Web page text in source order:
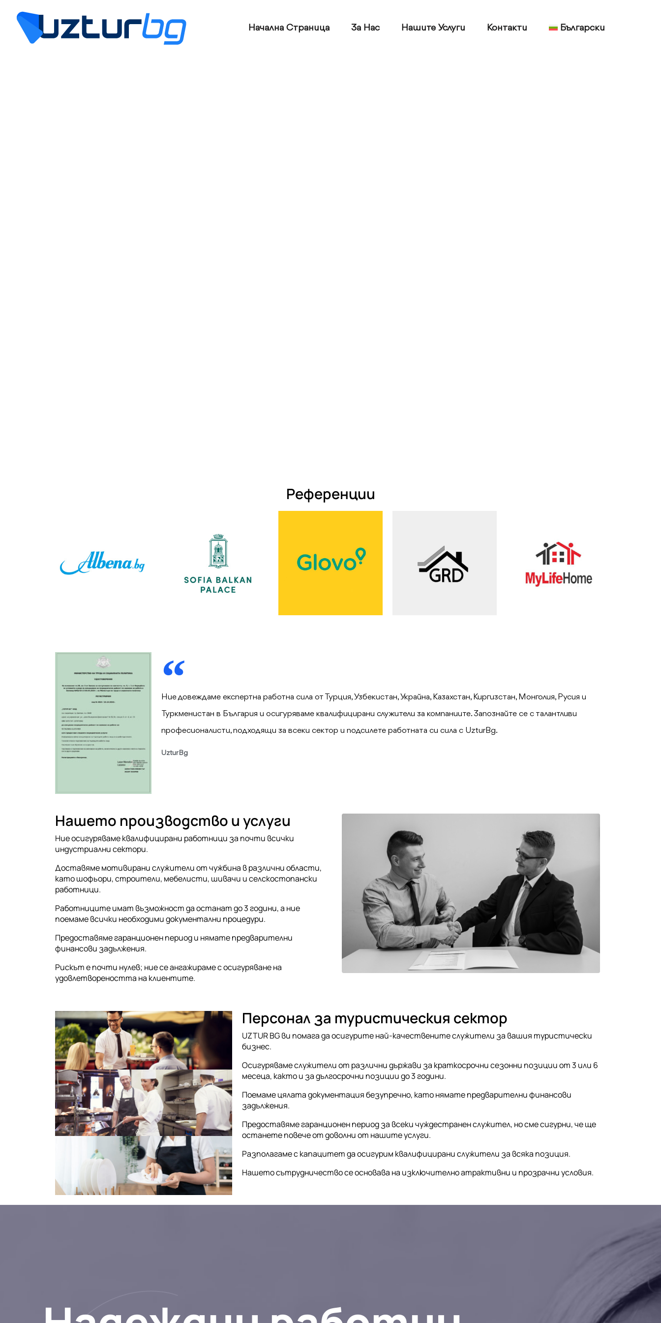
Начална Страница За Нас Нашите Услуги Контакти Български
Референции
Ние довеждаме експертна работна сила от Турция, Узбекистан, Украйна, Казахстан, Киргизстан, Монголия, Русия и
Туркменистан в България и осигуряваме квалифицирани служители за компаниите. Запознайте се с талантливи
професионалисти, подходящи за всеки сектор и подсилете работната си сила с UzturBg.
UzturBg
Нашето производство и услуги
Ние осигуряваме квалифицирани работници за почти всички
индустриални сектори.
Доставяме мотивирани служители от чужбина в различни области,
като шофьори, строители, мебелисти, шивачи и селскостопански
работници.
Работниците имат възможност да останат до 3 години, а ние
поемаме всички необходими документални процедури.
Предоставяме гаранционен период и нямате предварителни
финансови задължения.
Рискът е почти нулев; ние се ангажираме с осигуряване на
удовлетвореността на клиентите.
Персонал за туристическия сектор
UZTUR BG ви помага да осигурите най-качествените служители за вашия туристически
бизнес.
Осигуряваме служители от различни държави за краткосрочни сезонни позиции от 3 или 6
месеца, както и за дългосрочни позиции до 3 години.
Поемаме цялата документация безупречно, като нямате предварителни финансови
задължения.
Предоставяме гаранционен период за всеки чуждестранен служител, но сме сигурни, че ще
останете повече от доволни от нашите услуги.
Разполагаме с капацитет да осигурим квалифицирани служители за всяка позиция.
Нашето сътрудничество се основава на изключително атрактивни и прозрачни условия.